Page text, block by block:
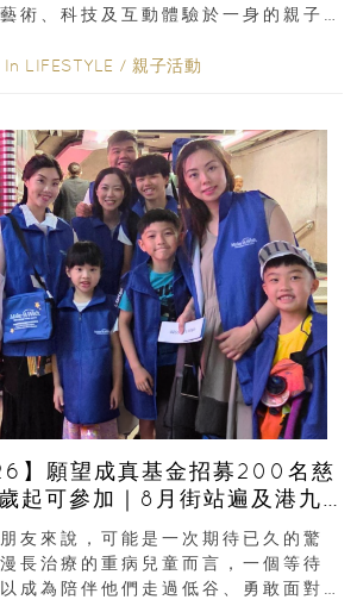
術、科技及互動體驗於一身的親子
In LIFESTYLE / 親子活動
】願望成真基金招募200名慈
起可參加｜8月街站遍及港九
友來說，可能是一次期待已久的驚
長治療的重病兒童而言，一個等待
成為陪伴他們走過低谷、勇敢面對